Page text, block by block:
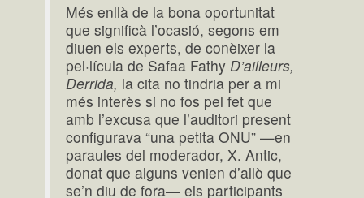
Més enllà de la bona oportunitat
que significà l’ocasió, segons em
diuen els experts, de conèixer la
pel·lícula de Safaa Fathy D’ailleurs,
Derrida, la cita no tindria per a mi
més interès si no fos pel fet que
amb l’excusa que l’auditori present
configurava “una petita ONU” —en
paraules del moderador, X. Antic,
donat que alguns venien d’allò que
se’n diu de fora— els participants